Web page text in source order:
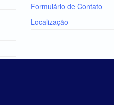
Formulário de Contato
Localização